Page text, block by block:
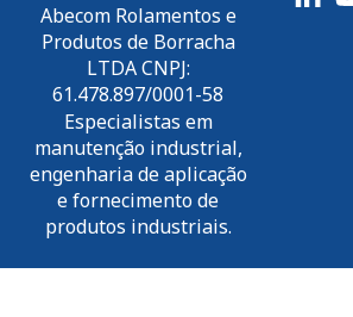
Abecom Rolamentos e
Produtos de Borracha
LTDA CNPJ:
61.478.897/0001-58
Especialistas em
manutenção industrial,
engenharia de aplicação
e fornecimento de
produtos industriais.